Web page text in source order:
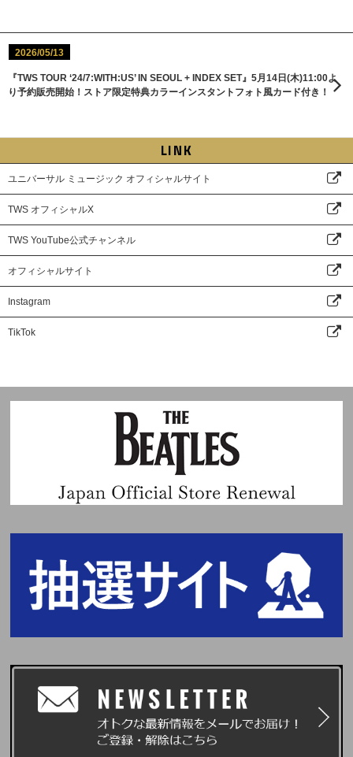
2026/05/13
『TWS TOUR ‘24/7:WITH:US’ IN SEOUL + INDEX SET』5月14日(木)11:00よ
り予約販売開始！ストア限定特典カラーインスタントフォト風カード付き！
LINK
ユニバーサル ミュージック オフィシャルサイト
TWS オフィシャルX
TWS YouTube公式チャンネル
オフィシャルサイト
Instagram
TikTok